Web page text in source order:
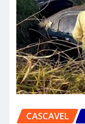
CASCAVEL